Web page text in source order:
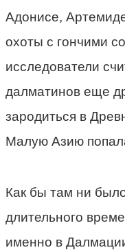
Адонисе,
охоты с гончими
исследователи
далматинов еще
зародиться в
Малую Азию
Как бы там ни
длительного
именно в